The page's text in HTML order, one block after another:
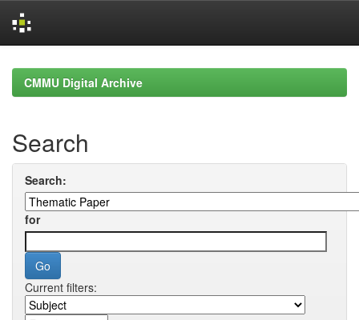
navigationCMMU Digital Archive
Search
Search:
for
Current filters: